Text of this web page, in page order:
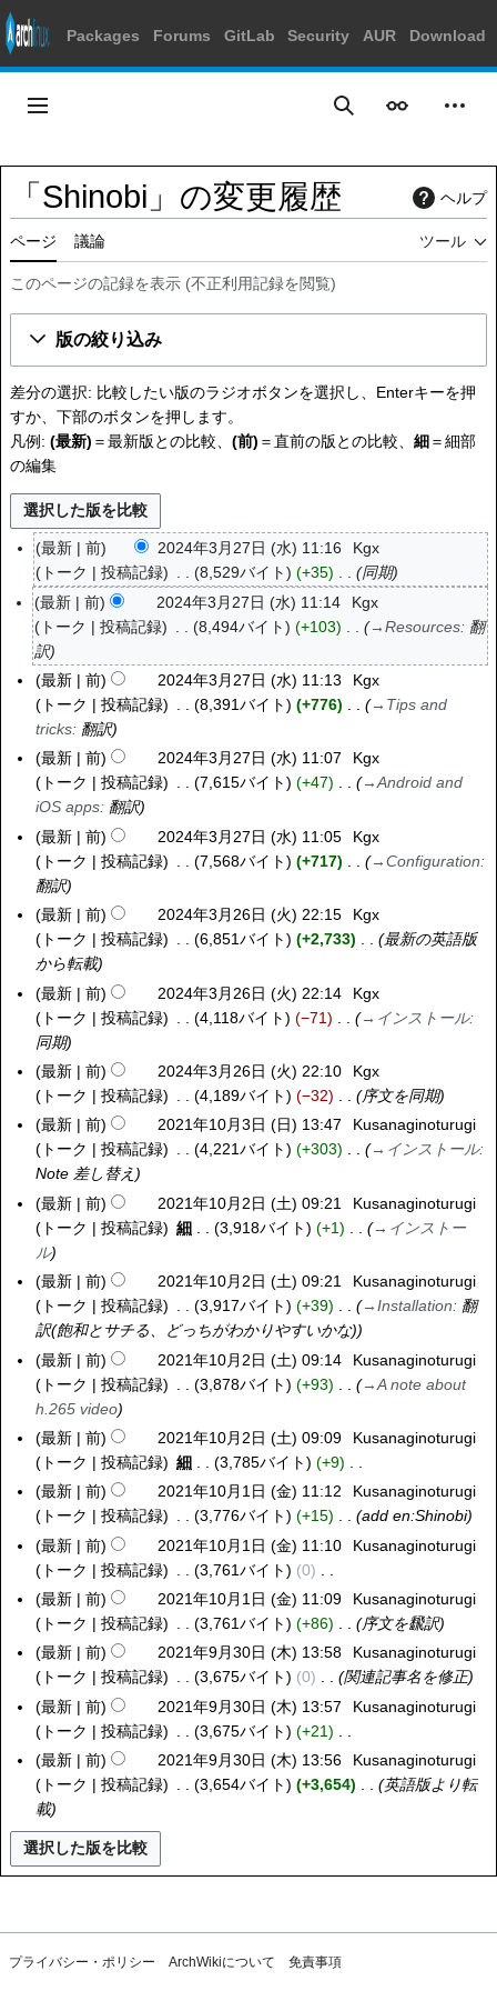
Packages Forums GitLab Security AUR Download
ス
キ
ッ
プ
メインメニュー 検索 表示 個人
「Shinobi」の変更履歴 ヘルプ
ページ 議論 ツール
このページの記録を表示 (不正利用記録を閲覧)
版の絞り込み
差分の選択: 比較したい版のラジオボタンを選択し、Enterキーを押
すか、下部のボタンを押します。
凡例: (最新) ＝最新版との比較、 (前) ＝直前の版との比較、 細＝細部
の編集
2
2
最新 前 2024年3月27日 (水) 11:16
Kgx
トーク
投稿記録 8,529バイト +35
同期
最新
前 2024年3月27日 (水) 11:14
Kgx
トーク
投稿記録 8,494バイト +103 →Resources: 翻
訳
最新
前 2024年3月27日 (水) 11:13
Kgx
トーク
投稿記録 8,391バイト +776 → Tips and
tricks: 翻訳
最新
前 2024年3月27日 (水) 11:07
Kgx
トーク
投稿記録 7,615バイト +47 →Android and
iOS apps: 翻訳
最新
前 2024年3月27日 (水) 11:05
Kgx
トーク
投稿記録 7,568バイト +717 →Configuration:
翻訳
2
4
最新 前 2024年3月26日 (火) 22:15
Kgx
トーク
投稿記録 6,851バイト +2,733
最新の英語版
から転載
最新
前 2024年3月26日 (火) 22:14
Kgx
トーク
投稿記録 4,118バイト −71 → インストール:
同期
最新
前 2024年3月26日 (火) 22:10
Kgx
トーク
投稿記録 4,189バイト −32
序文を同期
2
1
最新 前 2021年10月3日 (日) 13:47
Kusanaginoturugi
トーク
投稿記録 4,221バイト +303 → インストール:
Note 差し替え
2
1
最新 前 2021年10月2日 (土) 09:21
Kusanaginoturugi
トーク
投稿記録 細 3,918バイト +1 → インストー
ル
最新
前 2021年10月2日 (土) 09:21
Kusanaginoturugi
トーク
投稿記録 3,917バイト +39 →Installation: 翻
訳(飽和とサチる、どっちがわかりやすいかな)
最新
前 2021年10月2日 (土) 09:14
Kusanaginoturugi
トーク
投稿記録 3,878バイト +93 →A note about
h.265 video
最新
前 2021年10月2日 (土) 09:09
Kusanaginoturugi
トーク
投稿記録 細 3,785バイト
+9
編
集
要
約
な
し
2
2
日
金
最新 前 2021年10月1日 (金) 11:12
Kusanaginoturugi
トーク
投稿記録 3,776バイト +15 adden:Shinobi
最新
前 2021年10月1日 (金) 11:10
Kusanaginoturugi
トーク
投稿記録 3,761バイト
0
編
集
の
要
約
な
し
最新 前 2021年10月1日 (金) 11:09
Kusanaginoturugi
トーク
投稿記録 3,761バイト +86
序文を飜訳
2
2
日
最新 前 2021年9月30日 (木) 13:58
Kusanaginoturugi
トーク
投稿記録 3,675バイト 0
関連記事名を修正
最新
前 2021年9月30日 (木) 13:57
Kusanaginoturugi
トーク
投稿記録 3,675バイト
+21
編
集
の
要
約
な
最新 前 2021年9月30日 (木) 13:56
Kusanaginoturugi
トーク
投稿記録 3,654バイト +3,654
英語版より転
載
プライバシー・ポリシー ArchWikiについて 免責事項